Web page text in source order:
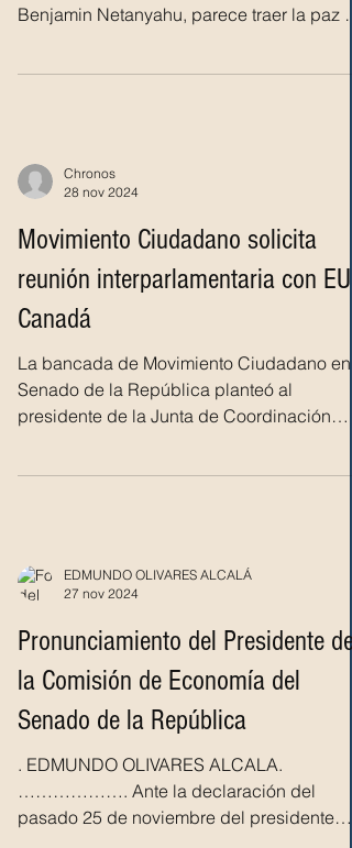
Benjamin Netanyahu, parece traer la paz en
Chronos
28 nov 2024
Movimiento Ciudadano solicita
reunión interparlamentaria con EU y
Canadá
La bancada de Movimiento Ciudadano en
Senado de la República planteó al
presidente de la Junta de Coordinación
EDMUNDO OLIVARES ALCALÁ
27 nov 2024
Pronunciamiento del Presidente de
la Comisión de Economía del
Senado de la República
. EDMUNDO OLIVARES ALCALA.
………………. Ante la declaración del
pasado 25 de noviembre del presidente